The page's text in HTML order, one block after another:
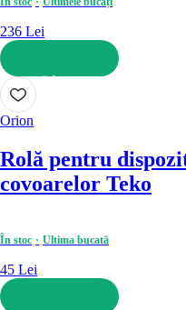
236 Lei
ADAUGĂ ÎN COȘ
Orion
Rolă pentru
covoarelor Teko
În stoc Ultima bucată
45 Lei